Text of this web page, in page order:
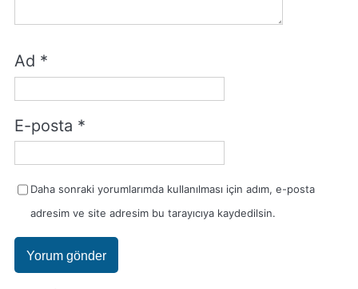
Ad *
E-posta *
Daha sonraki yorumlarımda kullanılması için adım, e-posta
adresim ve site adresim bu tarayıcıya kaydedilsin.